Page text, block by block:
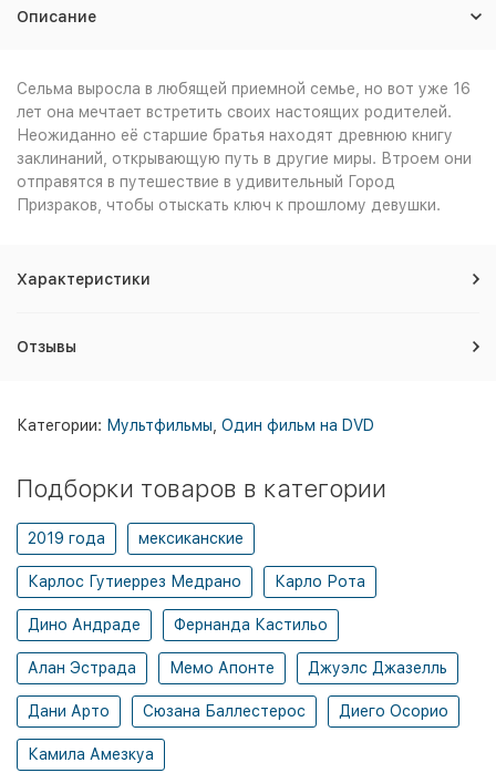
Описание
Сельма выросла в любящей приемной семье, но вот уже 16
лет она мечтает встретить своих настоящих родителей.
Неожиданно её старшие братья находят древнюю книгу
заклинаний, открывающую путь в другие миры. Втроем они
отправятся в путешествие в удивительный Город
Призраков, чтобы отыскать ключ к прошлому девушки.
Характеристики
Отзывы
Категории: Мультфильмы Один фильм на DVD
Подборки товаров в категории
2019 года мексиканские
Карлос Гутиеррез Медрано Карло Рота
Дино Андраде Фернанда Кастильо
Алан Эстрада Мемо Апонте Джуэлс Джазелль
Дани Арто Сюзана Баллестерос Диего Осорио
Камила Амезкуа